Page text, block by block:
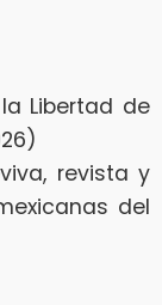
Libertad de
revista y
del